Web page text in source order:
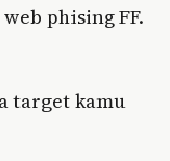
phising FF.
target kamu